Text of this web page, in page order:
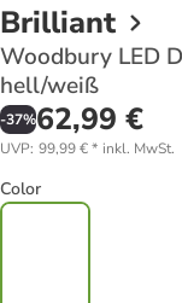
Brilliant
Woodbury LED
hell/weiß
-37%62,99 €
UVP: 99,99 €* inkl. MwSt.
Color